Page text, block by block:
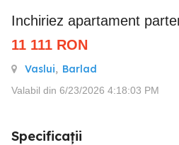
Inchiriez apartament
11 111 RON
Vaslui, Barlad
Valabil din 6/23/2026 4:18:03 PM
Specificații